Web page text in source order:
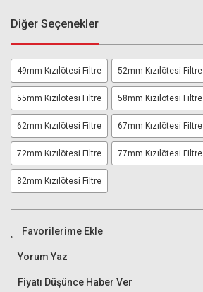
Diğer Seçenekler
49mm Kızılötesi Filtre 52mm Kızılötesi Filtre
55mm Kızılötesi Filtre 58mm Kızılötesi Filtre
62mm Kızılötesi Filtre 67mm Kızılötesi Filtre
72mm Kızılötesi Filtre 77mm Kızılötesi Filtre
82mm Kızılötesi Filtre
Yorum Yaz
Fiyatı Düşünce Haber Ver